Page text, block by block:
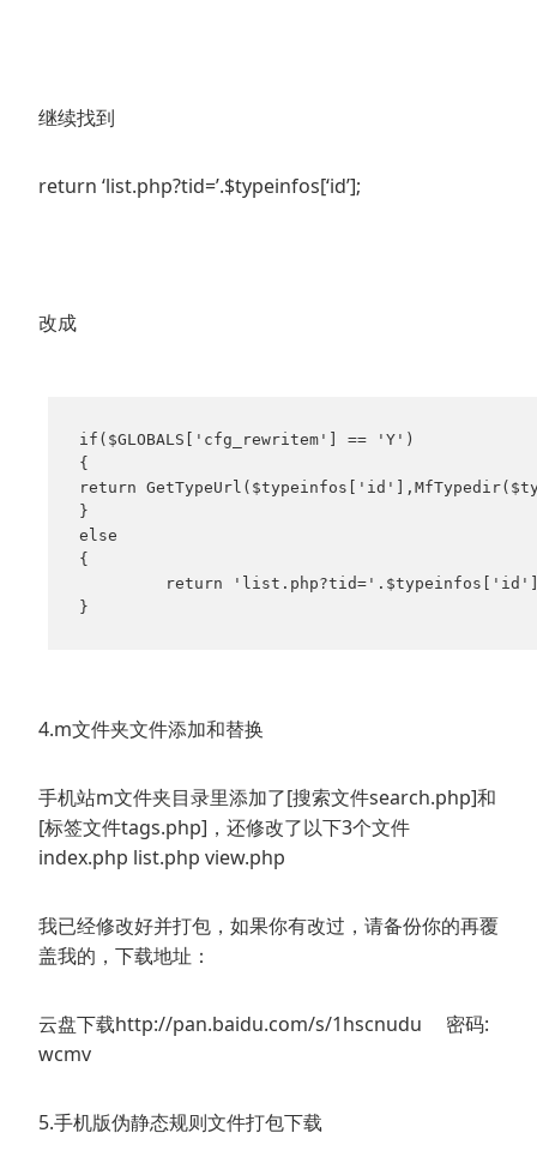
继续找到
return ‘list.php?tid=’.$typeinfos[‘id’];
改成
if($GLOBALS['cfg_rewritem'] == 'Y')
{
return
}
else
{
return
}
4.m文件夹文件添加和替换
手机站m文件夹目录里添加了[搜索文件search.php]和
[标签文件tags.php]，还修改了以下3个文件
index.php list.php view.php
我已经修改好并打包，如果你有改过，请备份你的再覆
盖我的，下载地址：
云盘下载http://pan.baidu.com/s/1hscnudu 密码:
wcmv
5.手机版伪静态规则文件打包下载